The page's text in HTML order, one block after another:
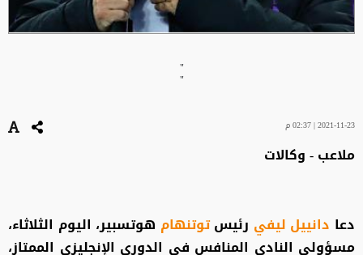
"
"
2021-11-23 | 02:37 م
ملاعب - وكالات
دعا دانييل ليفي رئيستوتنهام هوتسبير، اليوم الثلاثاء،
مسؤولي النادي المنافس في الدوري الإنجليزي الممتاز،